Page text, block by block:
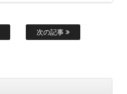
次の記事